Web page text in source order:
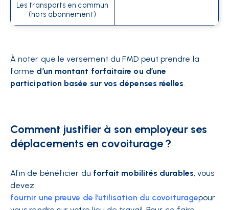
Les transports en commun
(hors abonnement)
À noter que le versement du FMD peut prendre la
forme d’un montant forfaitaire ou d’une
participation basée sur vos dépenses réelles.
Comment justifier à son employeur ses
déplacements en covoiturage ?
Afin de bénéficier du forfait mobilités durables, vous
devez
fournir une preuve de l’utilisation du covoituragepour